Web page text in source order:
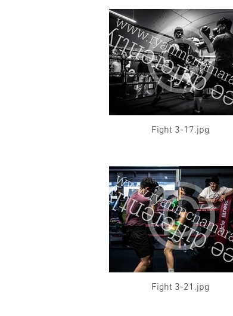
Fight 3-17.jpg
Fight 3-21.jpg